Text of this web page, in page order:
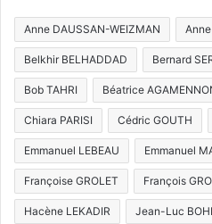
Anne DAUSSAN-WEIZMAN
Belkhir BELHADDAD Bernard
Bob TAHRI Béatrice
Chiara PARISI Cédric GOUTH
Emmanuel LEBEAU Emmanuel
Françoise GROLET François
Hacène LEKADIR Jean-Luc BOHL